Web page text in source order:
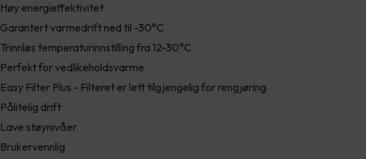
Høy energieffektivitet
Garantert varmedrift ned til -30°C
Trinnløs temperaturinnstilling fra 12-30°C
Perfekt for vedlikeholdsvarme
Easy Filter Plus - Filteret er lett tilgjengelig for rengjøring
Pålitelig drift
Lave støynivåer
Brukervennlig